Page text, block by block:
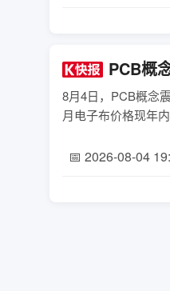
PCB概
8月4日，PCB概念
月电子布价格现年
📅 2026-08-04